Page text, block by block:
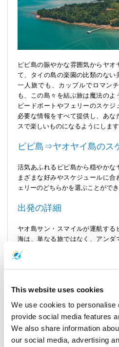
This website uses cookies
We use cookies to personalise
provide social media features
We also share information
our social media, advertising
ピピ島の賑やかな雰囲気からヤオ
て、タイの島の楽園の比類のない
一人旅でも、カップルでロマン
も、この島々を結ぶ旅は魔法の
ピードボートやフェリーのスケジ
必要な情報をすべて提供し、あな
スで楽しいものになるようにします
ピピ島⇒ヤオヤイ島のス
活気あふれるピピ島から穏やかな
まざまな好みやスケジュールに
ェリーのどちらかを選ぶことができ
出発の詳細
ヤオ島サン・スマイルが運航す
海は、単なる旅ではなく、アンダ
に浸るための招待状です。毎日運
わせて渡ることができます。
11:00、午後13:00、午後15:00に出
料金
スピードボートのチケット お一人
速な直行便です。